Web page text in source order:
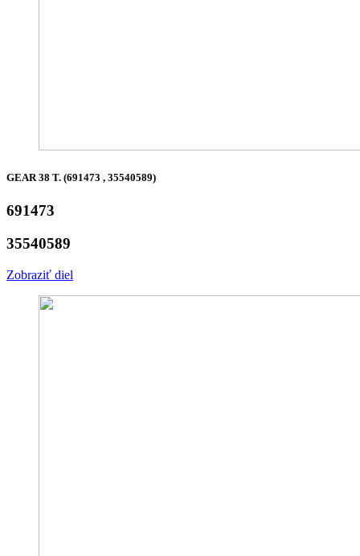
GEAR 38 T. (691473 , 35540589)
691473
35540589
Zobraziť diel